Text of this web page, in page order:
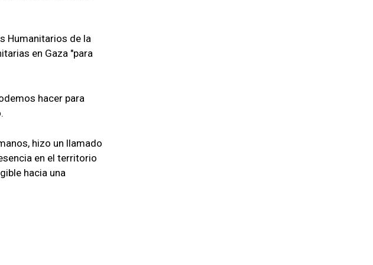
Humanitarios de la
en Gaza "para
hacer para
hizo un llamado
en el territorio
hacia una